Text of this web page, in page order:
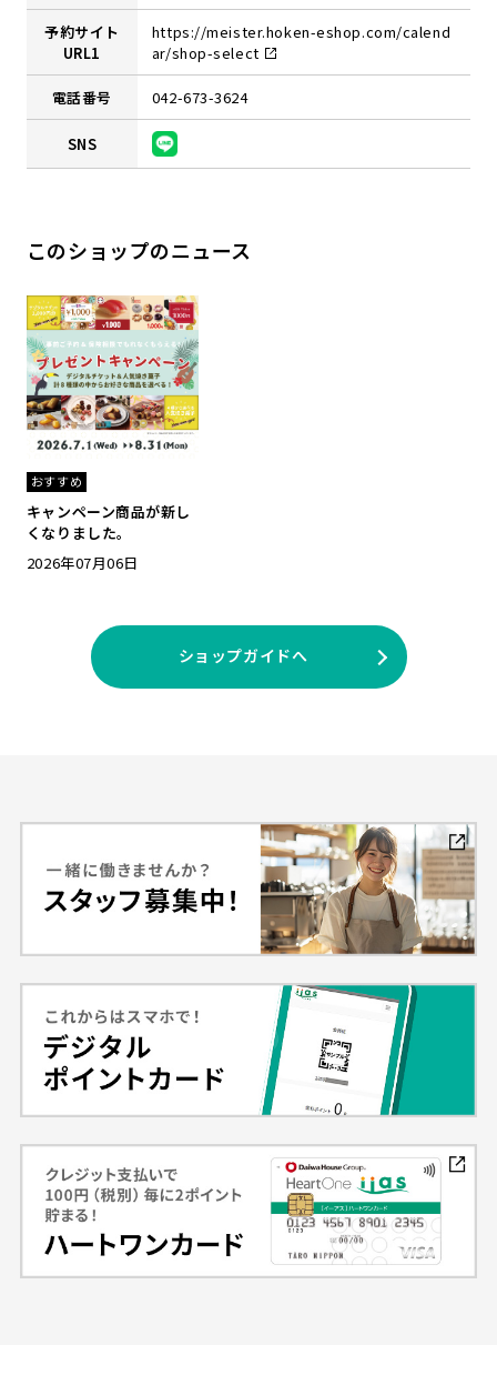
予約サイト
URL1
https://meister.hoken-eshop.com/calend
ar/shop-select
電話番号 042-673-3624
SNS
このショップのニュース
おすすめ
キャンペーン商品が新し
くなりました。
2026年07月06日
ショップガイドへ